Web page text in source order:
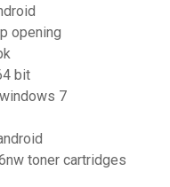
opening
bit
7
toner cartridges